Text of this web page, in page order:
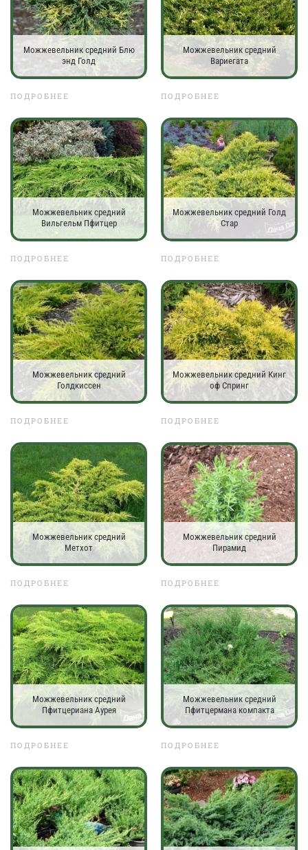
Можжевельник средний Блю
энд Голд
ПОДРОБНЕЕ
Можжевельник средний
Вариегата
ПОДРОБНЕЕ
Можжевельник средний
Вильгельм Пфитцер
ПОДРОБНЕЕ
Можжевельник средний Голд
Стар
ПОДРОБНЕЕ
Можжевельник средний
Голдкиссен
ПОДРОБНЕЕ
Можжевельник средний Кинг
оф Спринг
ПОДРОБНЕЕ
Можжевельник средний
Метхот
ПОДРОБНЕЕ
Можжевельник средний
Пирамид
ПОДРОБНЕЕ
Можжевельник средний
Пфитцериана Аурея
ПОДРОБНЕЕ
Можжевельник средний
Пфитцермана компакта
ПОДРОБНЕЕ